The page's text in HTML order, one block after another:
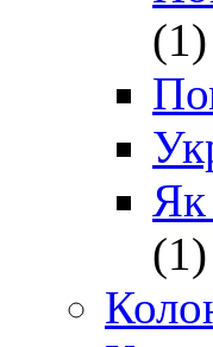
(1)
Як
(1)